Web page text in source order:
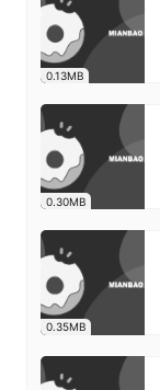
0.13MB
0.30MB
0.35MB